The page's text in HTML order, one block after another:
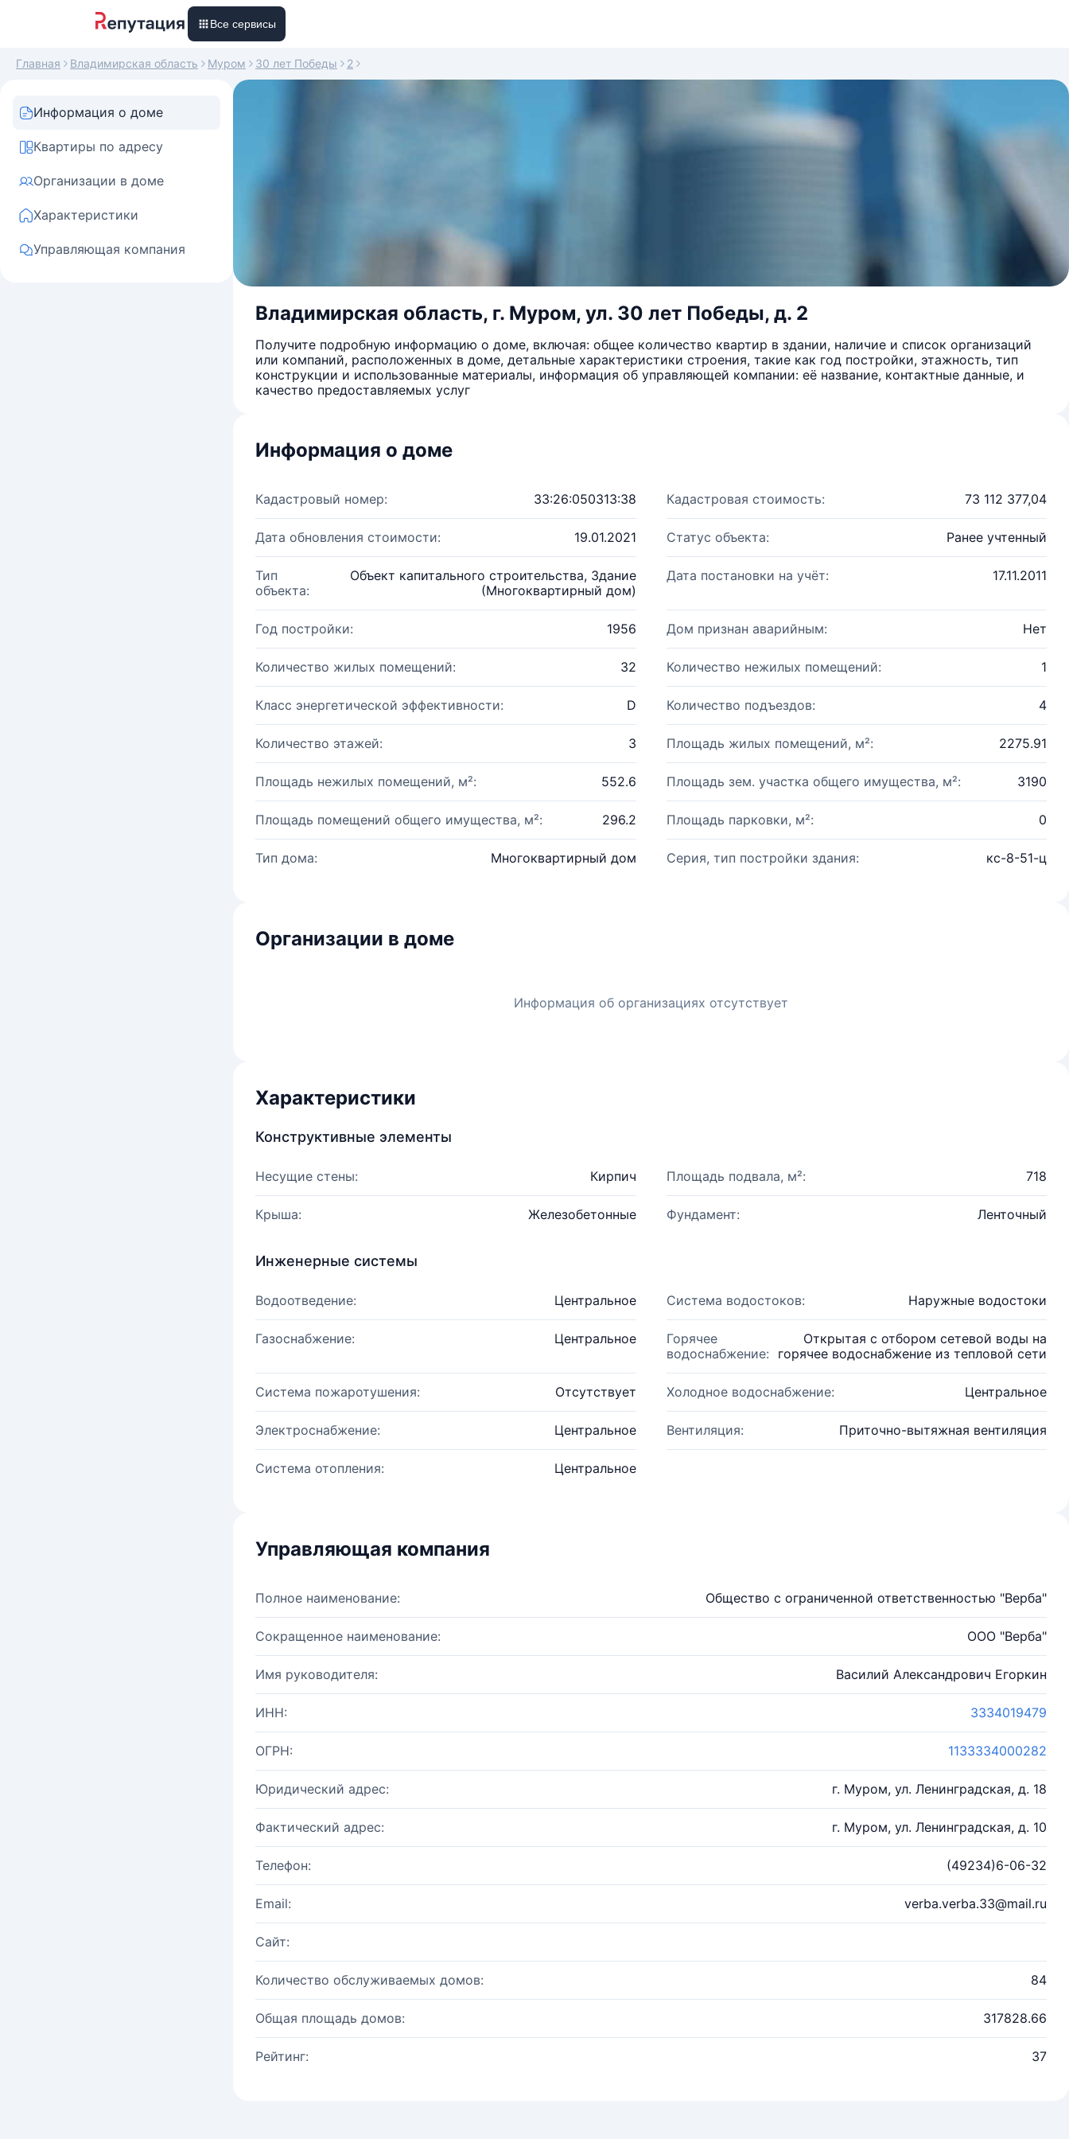
Все сервисы
Главная Владимирская область Муром 30 лет Победы 2
Информация о доме
Квартиры по адресу
Организации в доме
Характеристики
Управляющая компания
Владимирская область, г. Муром, ул. 30 лет Победы, д. 2
Получите подробную информацию о доме, включая: общее количество квартир в здании, наличие и список организаций
или компаний, расположенных в доме, детальные характеристики строения, такие как год постройки, этажность, тип
конструкции и использованные материалы, информация об управляющей компании: её название, контактные данные, и
качество предоставляемых услуг
Информация о доме
Кадастровый номер: 33:26:050313:38 Кадастровая стоимость: 73 112 377,04
Дата обновления стоимости: 19.01.2021 Статус объекта: Ранее учтенный
Тип
объекта:
Объект капитального строительства, Здание
(Многоквартирный дом)
Дата постановки на учёт: 17.11.2011
Год постройки: 1956 Дом признан аварийным: Нет
Количество жилых помещений: 32 Количество нежилых помещений: 1
Класс энергетической эффективности: D Количество подъездов: 4
Количество этажей: 3 Площадь жилых помещений, м²: 2275.91
Площадь нежилых помещений, м²: 552.6 Площадь зем. участка общего имущества, м²: 3190
Площадь помещений общего имущества, м²: 296.2 Площадь парковки, м²: 0
Тип дома: Многоквартирный дом Серия, тип постройки здания: кс-8-51-ц
Организации в доме
Информация об организациях отсутствует
Характеристики
Конструктивные элементы
Несущие стены: Кирпич Площадь подвала, м²: 718
Крыша: Железобетонные Фундамент: Ленточный
Инженерные системы
Водоотведение: Центральное Система водостоков: Наружные водостоки
Газоснабжение: Центральное
Горячее
водоснабжение:
Открытая с отбором сетевой воды на
горячее водоснабжение из тепловой сети
Система пожаротушения: Отсутствует Холодное водоснабжение: Центральное
Электроснабжение: Центральное Вентиляция: Приточно-вытяжная вентиляция
Система отопления: Центральное
Управляющая компания
Полное наименование: Общество с ограниченной ответственностью "Верба"
Сокращенное наименование: ООО "Верба"
Имя руководителя: Василий Александрович Егоркин
ИНН: 3334019479
ОГРН: 1133334000282
Юридический адрес: г. Муром, ул. Ленинградская, д. 18
Фактический адрес: г. Муром, ул. Ленинградская, д. 10
Телефон: (49234)6-06-32
Email: verba.verba.33@mail.ru
Сайт:
Количество обслуживаемых домов: 84
Общая площадь домов: 317828.66
Рейтинг: 37